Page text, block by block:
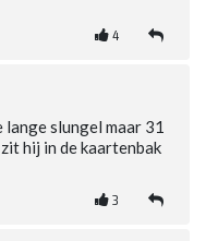
4
slungel maar 31
hij in de kaartenbak
3